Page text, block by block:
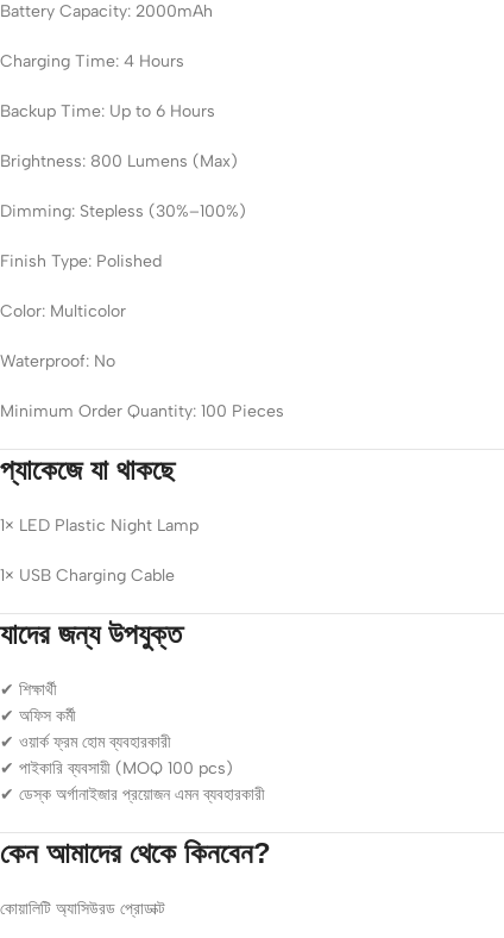
Battery Capacity: 2000mAh
Charging Time: 4 Hours
Backup Time: Up to 6 Hours
Brightness: 800 Lumens (Max)
Dimming: Stepless (30%–100%)
Finish Type: Polished
Color: Multicolor
Waterproof: No
Minimum Order Quantity: 100 Pieces
প্যাকেজে যা থাকছে
1× LED Plastic Night Lamp
1× USB Charging Cable
যাদের জন্য উপযুক্ত
✔ শিক্ষার্থী
✔ অফিস কর্মী
✔ ওয়ার্ক ফ্রম হোম ব্যবহারকারী
✔ পাইকারি ব্যবসায়ী (MOQ 100 pcs)
✔ ডেস্ক অর্গানাইজার প্রয়োজন এমন ব্যবহারকারী
কেন আমাদের থেকে কিনবেন?
কোয়ালিটি অ্যাসিউরড প্রোডাক্ট